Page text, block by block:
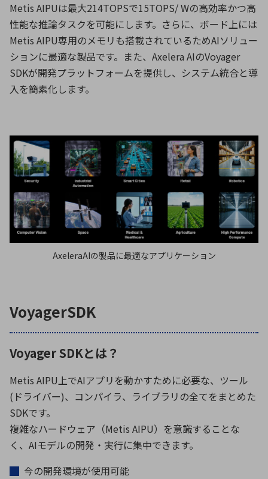
Metis AIPUは最大214TOPSで15TOPS/ Wの高効率かつ高
性能な推論タスクを可能にします。さらに、ボード上には
Metis AIPU専用のメモリも搭載されているためAIソリュー
ションに最適な製品です。また、Axelera AIのVoyager
SDKが開発プラットフォームを提供し、システム統合と導
入を簡素化します。
AxeleraAIの製品に最適なアプリケーション
VoyagerSDK
Voyager SDKとは？
Metis AIPU上でAIアプリを動かすために必要な、ツール
(ドライバー)、コンパイラ、ライブラリの全てをまとめた
SDKです。
複雑なハードウェア（Metis AIPU）を意識することな
く、AIモデルの開発・実行に集中できます。
今の開発環境が使用可能